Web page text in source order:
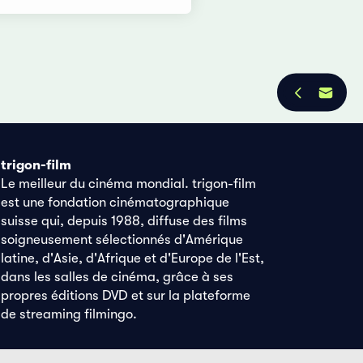
trigon-film
Le meilleur du cinéma mondial. trigon-film
est une fondation cinématographique
suisse qui, depuis 1988, diffuse des films
soigneusement sélectionnés d'Amérique
latine, d'Asie, d'Afrique et d'Europe de l'Est,
dans les salles de cinéma, grâce à ses
propres éditions DVD et sur la plateforme
de streaming filmingo.